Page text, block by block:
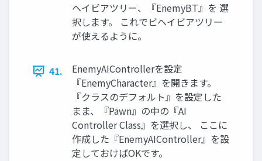
ヘイビアツリー、『EnemyBT』を 選
択します。 これでビヘイビアツリー
が使えるように。
41.
EnemyAIControllerを設定
『EnemyCharacter』を開きます。
『クラスのデフォルト』を設定した
まま、『Pawn』の中の『AI
Controller Class』を選択し、 ここに
作成した『EnemyAIController』を設
定しておけばOKです。